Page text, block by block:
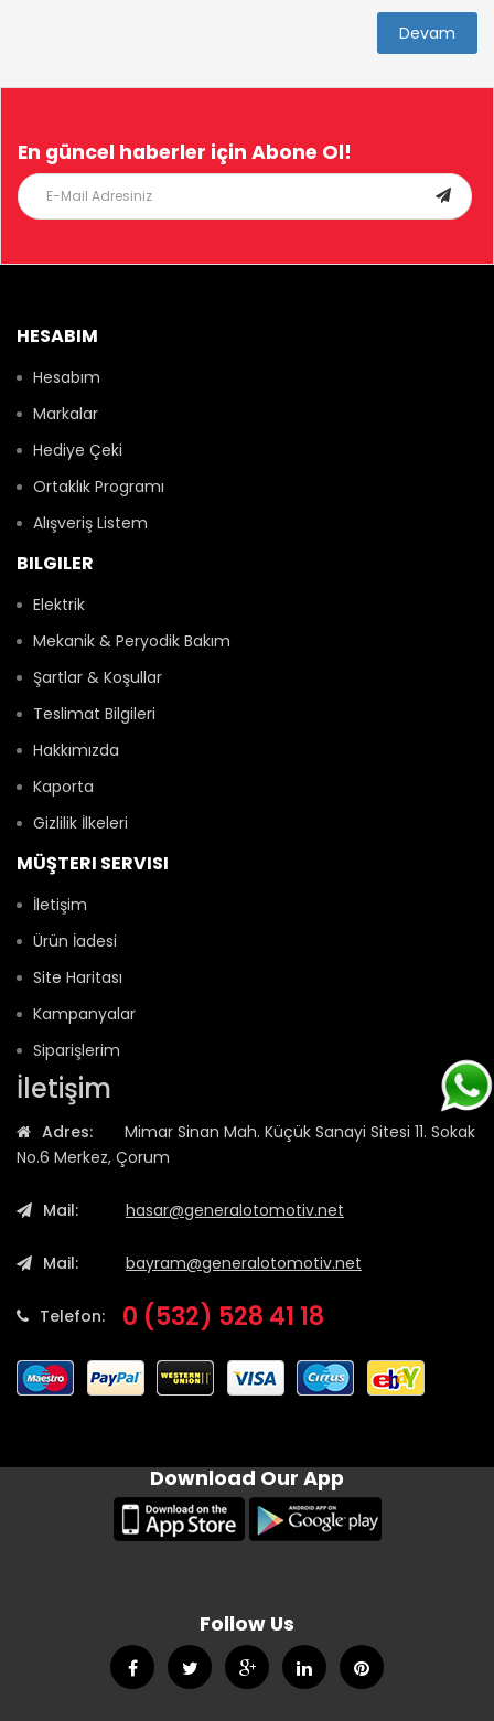
Devam
En güncel haberler için Abone Ol!
HESABIM
Hesabım
Markalar
Hediye Çeki
Ortaklık Programı
Alışveriş Listem
BILGILER
Elektrik
Mekanik & Peryodik Bakım
Şartlar & Koşullar
Teslimat Bilgileri
Hakkımızda
Kaporta
Gizlilik İlkeleri
MÜŞTERI SERVISI
İletişim
Ürün İadesi
Site Haritası
Kampanyalar
Siparişlerim
İletişim
Adres:
Mimar Sinan Mah. Küçük Sanayi Sitesi 11. Sokak
No.6 Merkez, Çorum
Mail: hasar@generalotomotiv.net
Mail: bayram@generalotomotiv.net
Telefon: 0 (532) 528 41 18
Download Our App
Follow Us